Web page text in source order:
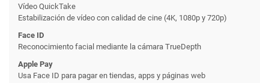
Vídeo QuickTake
Estabilización de vídeo con calidad de cine (4K, 1080p y 720p)
Face ID
Reconoci­miento facial mediante la cámara TrueDepth
Apple Pay
Usa Face ID para pagar en tiendas, apps y páginas web